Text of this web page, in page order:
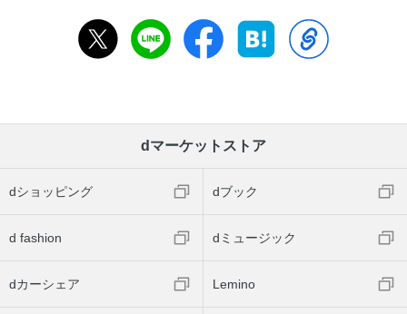
dマーケットストア
dショッピング dブック
d fashion dミュージック
dカーシェア Lemino